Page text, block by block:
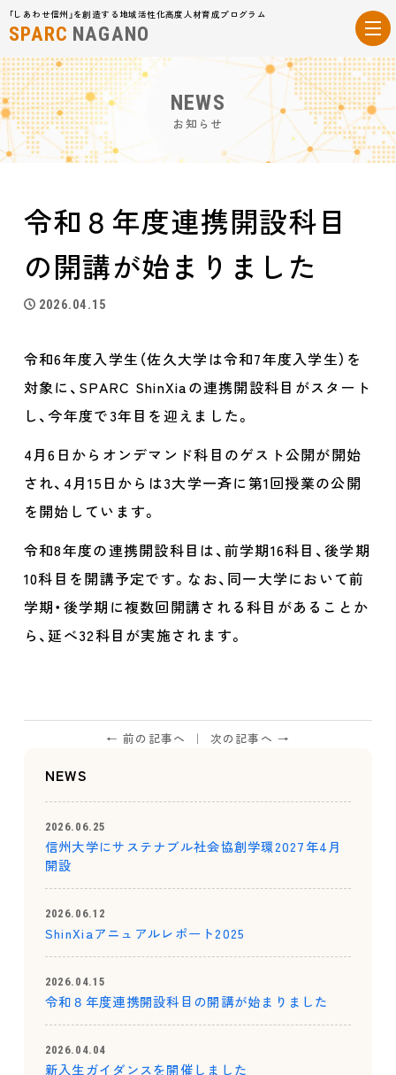
「しあわせ信州」を創造する地域活性化高度人材育成プログラム
SPARC NAGANO
NEWS
お知らせ
令和８年度連携開設科目
の開講が始まりました
2026.04.15
令和6年度入学生（佐久大学は令和7年度入学生）を
対象に、SPARC ShinXiaの連携開設科目がスタート
し、今年度で3年目を迎えました。
4月6日からオンデマンド科目のゲスト公開が開始
され、4月15日からは3大学一斉に第1回授業の公開
を開始しています。
令和8年度の連携開設科目は、前学期16科目、後学期
10科目を開講予定です。なお、同一大学において前
学期・後学期に複数回開講される科目があることか
ら、延べ32科目が実施されます。
← 前の記事へ 次の記事へ →
NEWS
2026.06.25
信州大学にサステナブル社会協創学環2027年4月
開設
2026.06.12
ShinXiaアニュアルレポート2025
2026.04.15
令和８年度連携開設科目の開講が始まりました
2026.04.04
新入生ガイダンスを開催しました